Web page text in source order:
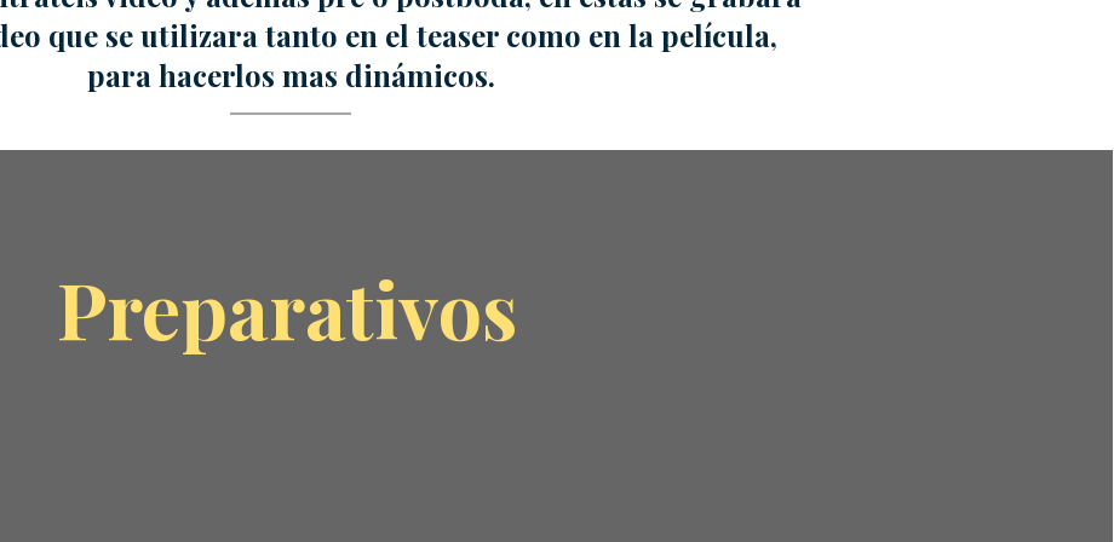
que se utilizara tanto en el teaser como en la película,
para hacerlos mas dinámicos.
Preparativos